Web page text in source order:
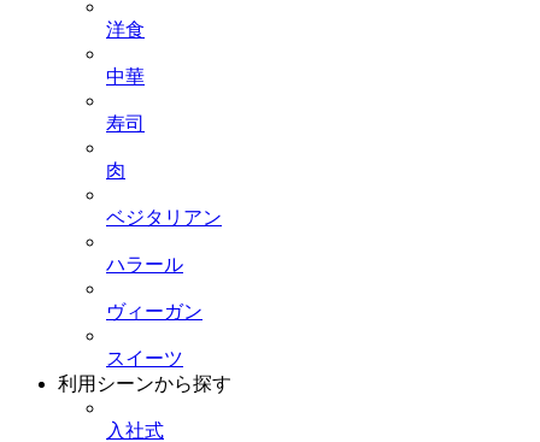
洋食
中華
寿司
肉
ベジタリアン
ハラール
ヴィーガン
スイーツ
利用シーンから探す
入社式